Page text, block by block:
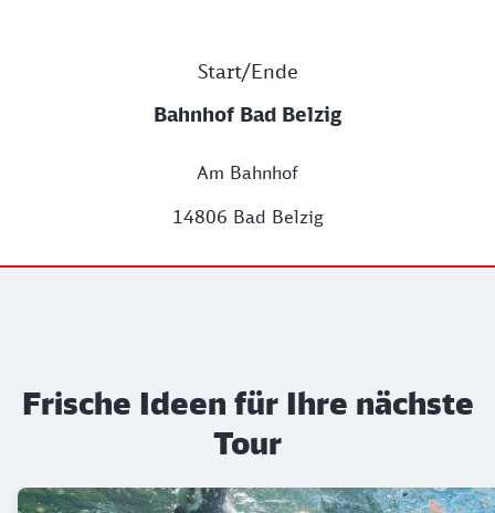
Start/Ende
Bahnhof Bad Belzig
Am Bahnhof
14806 Bad Belzig
Frische Ideen für Ihre nächste
Tour